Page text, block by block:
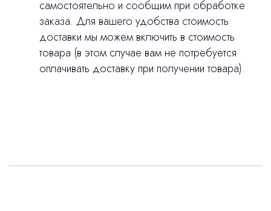
самостоятельно и сообщим при обработке
заказа. Для вашего удобства стоимость
доставки мы можем включить в стоимость
товара (в этом случае вам не потребуется
оплачивать доставку при получении товара).
Интересует лизинг?